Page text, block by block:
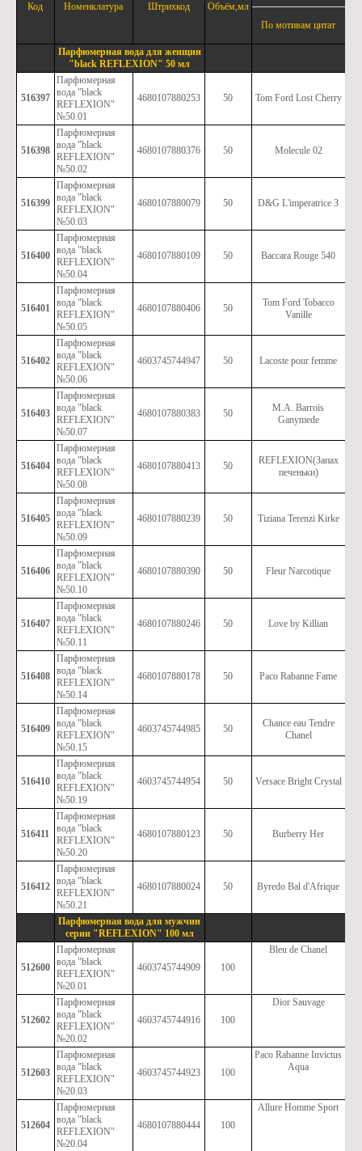
Код Номенклатура Штрихкод
Объём,мл
По мотивам цитат
Парфюмерная вода для женщин
"black REFLEXION" 50 мл
516397
Парфюмерная
вода "black
REFLEXION"
№50.01
4680107880253 50 Tom Ford Lost Cherry
516398
Парфюмерная
вода "black
REFLEXION"
№50.02
4680107880376 50 Molecule 02
516399
Парфюмерная
вода "black
REFLEXION"
№50.03
4680107880079 50 D&G L'imperatrice 3
516400
Парфюмерная
вода "black
REFLEXION"
№50.04
4680107880109 50 Baccara Rouge 540
516401
Парфюмерная
вода "black
REFLEXION"
№50.05
4680107880406 50
Tom Ford Tobacco
Vanille
516402
Парфюмерная
вода "black
REFLEXION"
№50.06
4603745744947 50 Lacoste pour femme
516403
Парфюмерная
вода "black
REFLEXION"
№50.07
4680107880383 50
M.A. Barrois
Ganymede
516404
Парфюмерная
вода "black
REFLEXION"
№50.08
4680107880413 50
REFLEXION(Запах
печеньки)
516405
Парфюмерная
вода "black
REFLEXION"
№50.09
4680107880239 50 Tiziana Terenzi Kirke
516406
Парфюмерная
вода "black
REFLEXION"
№50.10
4680107880390 50 Fleur Narcotique
516407
Парфюмерная
вода "black
REFLEXION"
№50.11
4680107880246 50 Love by Killian
516408
Парфюмерная
вода "black
REFLEXION"
№50.14
4680107880178 50 Paco Rabanne Fame
516409
Парфюмерная
вода "black
REFLEXION"
№50.15
4603745744985 50
Chance eau Tendre
Chanel
516410
Парфюмерная
вода "black
REFLEXION"
№50.19
4603745744954 50 Versace Bright Crystal
516411
Парфюмерная
вода "black
REFLEXION"
№50.20
4680107880123 50 Burberry Her
516412
Парфюмерная
вода "black
REFLEXION"
№50.21
4680107880024 50 Byredo Bal d'Afrique
Парфюмерная вода для мужчин
серии "REFLEXION" 100 мл
512600
Парфюмерная
вода "black
REFLEXION"
№20.01
4603745744909 100
Bleu de Chanel
512602
Парфюмерная
вода "black
REFLEXION"
№20.02
4603745744916 100
Dior Sauvage
512603
Парфюмерная
вода "black
REFLEXION"
№20.03
4603745744923 100
Paco Rabanne Invictus
Aqua
512604
Парфюмерная
вода "black
REFLEXION"
№20.04
4680107880444 100
Allure Homme Sport